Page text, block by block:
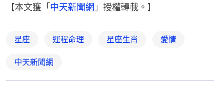
【本文獲「中天新聞網 」授權轉載。】
星座 運程命理 星座生肖 愛情
中天新聞網